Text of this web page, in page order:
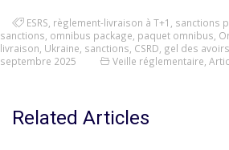
ESRS règlement-livraison à T+1 sanctions
sanctions omnibus package paquet omnibus
livraison Ukraine sanctions CSRD gel des avoirs
septembre 2025
Veille réglementaire
Related Articles